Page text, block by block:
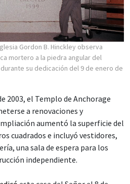
Gordon B. Hinckley observa
mortero a la piedra angular del
su dedicación del 9 de enero de
2003, el Templo de Anchorage
a renovaciones y
aumentó la superficie del
cuadrados e incluyó vestidores,
una sala de espera para los
independiente.